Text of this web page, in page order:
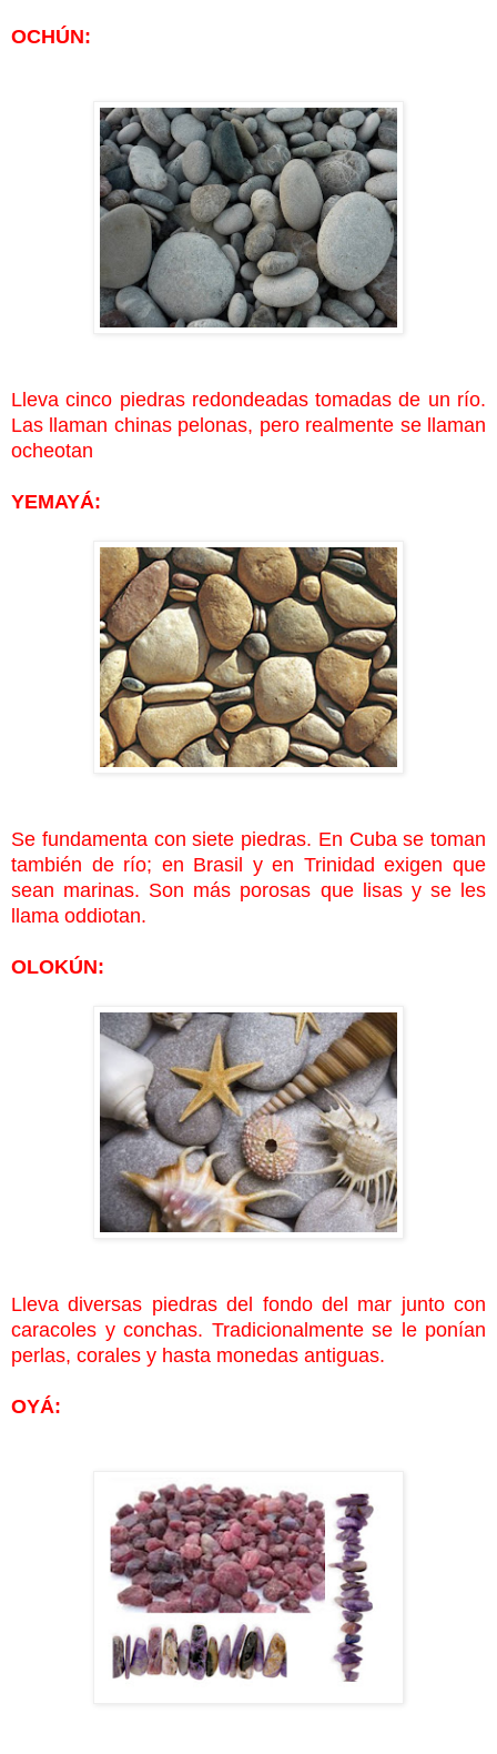
OCHÚN:
Lleva cinco piedras redondeadas tomadas de un río.
Las llaman chinas pelonas, pero realmente se llaman
ocheotan
YEMAYÁ:
Se fundamenta con siete piedras. En Cuba se toman
también de río; en Brasil y en Trinidad exigen que
sean marinas. Son más porosas que lisas y se les
llama oddiotan.
OLOKÚN:
Lleva diversas piedras del fondo del mar junto con
caracoles y conchas. Tradicionalmente se le ponían
perlas, corales y hasta monedas antiguas.
OYÁ: